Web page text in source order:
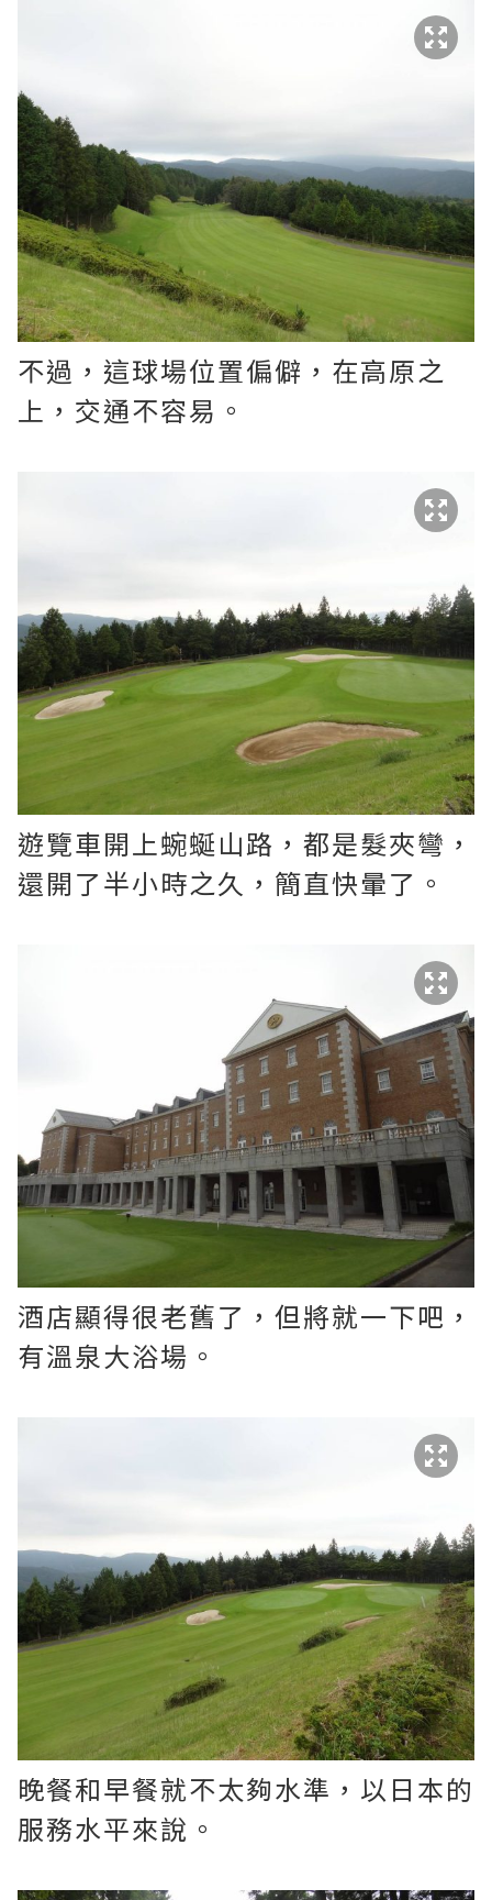
不過，這球場位置偏僻，在高原之
上，交通不容易。
遊覽車開上蜿蜒山路，都是髮夾彎，
還開了半小時之久，簡直快暈了。
酒店顯得很老舊了，但將就一下吧，
有溫泉大浴場。
晚餐和早餐就不太夠水準，以日本的
服務水平來說。